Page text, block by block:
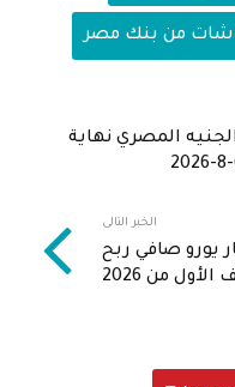
من بنك مصر
المصري نهاية
الخبر التالى
باولو تحقق 5.6 مليار يورو صافي ربح
من 2026